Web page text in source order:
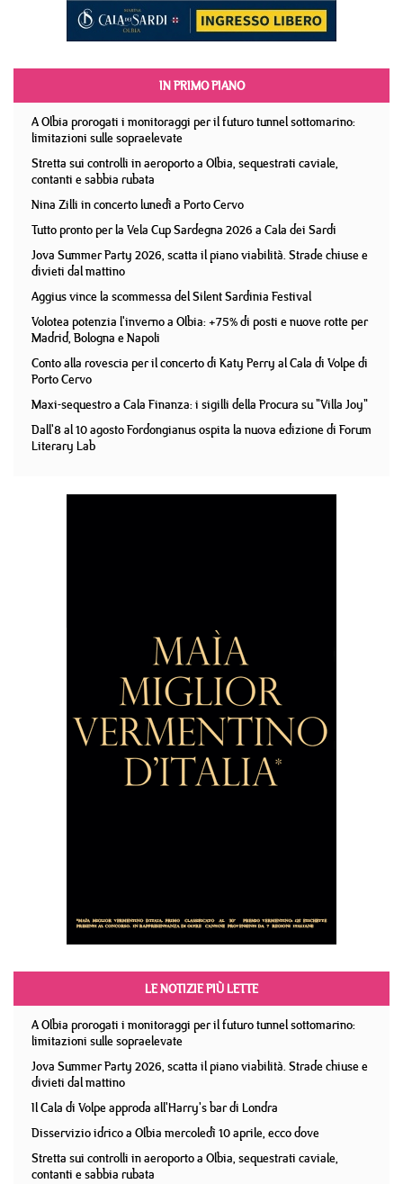
IN PRIMO PIANO
A Olbia prorogati i monitoraggi per il futuro tunnel sottomarino:
limitazioni sulle sopraelevate
Stretta sui controlli in aeroporto a Olbia, sequestrati caviale,
contanti e sabbia rubata
Nina Zilli in concerto lunedì a Porto Cervo
Tutto pronto per la Vela Cup Sardegna 2026 a Cala dei Sardi
Jova Summer Party 2026, scatta il piano viabilità. Strade chiuse e
divieti dal mattino
Aggius vince la scommessa del Silent Sardinia Festival
Volotea potenzia l'inverno a Olbia: +75% di posti e nuove rotte per
Madrid, Bologna e Napoli
Conto alla rovescia per il concerto di Katy Perry al Cala di Volpe di
Porto Cervo
Maxi-sequestro a Cala Finanza: i sigilli della Procura su "Villa Joy"
Dall'8 al 10 agosto Fordongianus ospita la nuova edizione di Forum
Literary Lab
LE NOTIZIE PIÙ LETTE
A Olbia prorogati i monitoraggi per il futuro tunnel sottomarino:
limitazioni sulle sopraelevate
Jova Summer Party 2026, scatta il piano viabilità. Strade chiuse e
divieti dal mattino
Il Cala di Volpe approda all'Harry's bar di Londra
Disservizio idrico a Olbia mercoledì 10 aprile, ecco dove
Stretta sui controlli in aeroporto a Olbia, sequestrati caviale,
contanti e sabbia rubata